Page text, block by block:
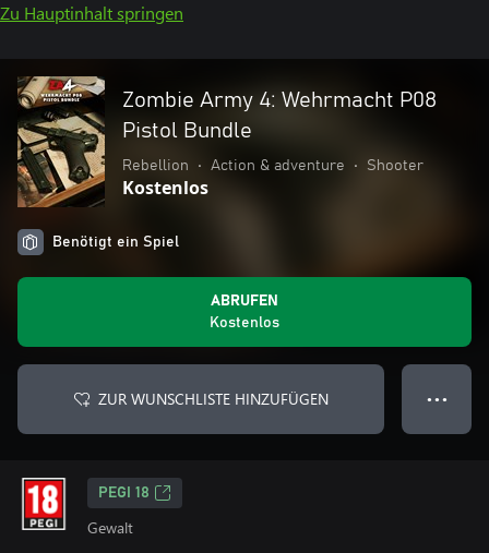
Zu Hauptinhalt springen
Zombie Army 4: Wehrmacht P08
Pistol Bundle
Rebellion • Action & adventure • Shooter
Kostenlos
Benötigt ein Spiel
ABRUFEN
Kostenlos
ZUR WUNSCHLISTE HINZUFÜGEN ● ● ●
PEGI 18
Gewalt